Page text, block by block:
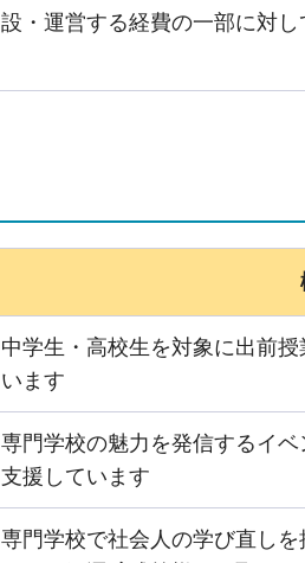
設・運営する経費の一部に対
中学生・高校生を対象に出前
います
専門学校の魅力を発信するイ
支援しています
専門学校で社会人の学び直し